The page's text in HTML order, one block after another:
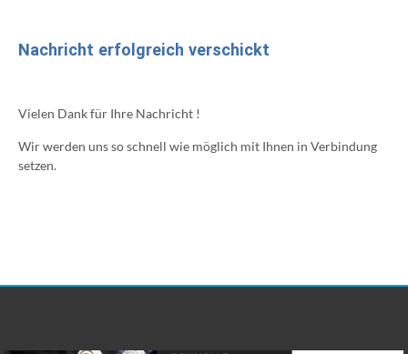
Nachricht erfolgreich verschickt
Vielen Dank für Ihre Nachricht !
Wir werden uns so schnell wie möglich mit Ihnen in Verbindung
setzen.